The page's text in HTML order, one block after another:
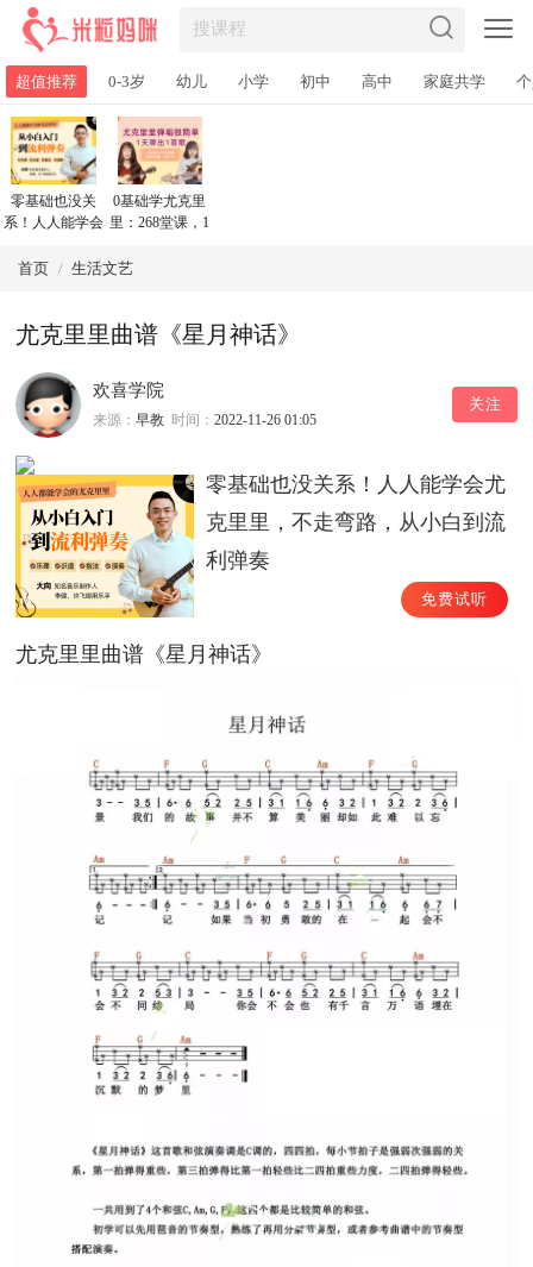
超值推荐 0-3岁 幼儿 小学 初中 高中 家庭共学
零基础也没关
系！人人能学会
弯路，从小白到
0基础学尤克里
里：268堂课，1
首页 / 生活文艺
尤克里里曲谱《星月神话》
欢喜学院
关注
来源： 早教 时间： 2022-11-26 01:05
零基础也没关系！人人能学会尤
克里里，不走弯路，从小白到流
利弹奏
免费试听
尤克里里曲谱《星月神话》